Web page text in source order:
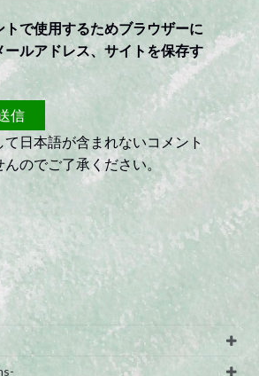
トで使用するためブラウザーに
ルアドレス、サイトを保存す
日本語が含まれないコメント
のでご了承ください。